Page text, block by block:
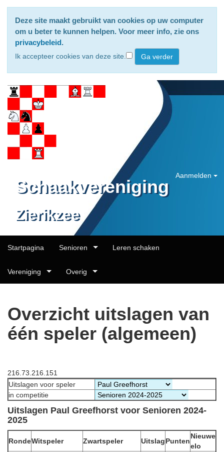
Deze site maakt gebruikt van cookies op uw computer
om u beter te kunnen helpen. Voor meer info, zie ons
privacybeleid.
Ik accepteer cookies van deze site.
Schaakvereniging
Zierikzee
Aanmelden
Startpagina Senioren Leren schaken
Vereniging Overig
Overzicht uitslagen van
één speler (algemeen)
216.73.216.151
Uitslagen voor speler
in competitie
Uitslagen Paul Greefhorst voor Senioren 2024-
2025
RondeWitspeler Zwartspeler UitslagPunten
Nieuwe
elo